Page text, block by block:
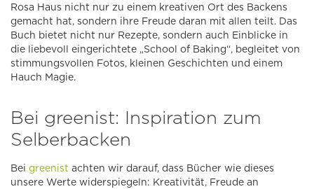
Rosa Haus nicht nur zu einem kreativen Ort des Backens
gemacht hat, sondern ihre Freude daran mit allen teilt. Das
Buch bietet nicht nur Rezepte, sondern auch Einblicke in
die liebevoll eingerichtete „School of Baking“, begleitet von
stimmungsvollen Fotos, kleinen Geschichten und einem
Hauch Magie.
Bei greenist: Inspiration zum
Selberbacken
Bei greenist achten wir darauf, dass Bücher wie dieses
unsere Werte widerspiegeln: Kreativität, Freude an